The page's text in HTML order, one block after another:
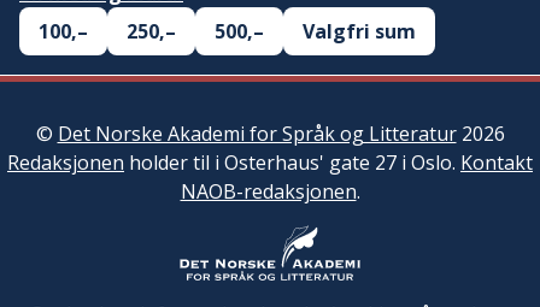
100,–
250,– 500,– Valgfri sum
© Det Norske Akademi for Språk og Litteratur2026
Redaksjonen holder til i Osterhaus' gate 27 i Oslo. Kontakt
NAOB-redaksjonen.